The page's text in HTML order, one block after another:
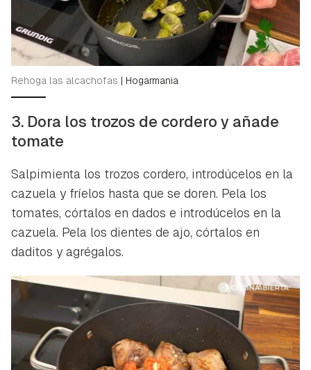
Rehoga las alcachofas | Hogarmania
3. Dora los trozos de cordero y añade
tomate
Salpimienta los trozos cordero, introdúcelos en la
cazuela y fríelos hasta que se doren. Pela los
tomates, córtalos en dados e introdúcelos en la
cazuela. Pela los dientes de ajo, córtalos en
daditos y agrégalos.